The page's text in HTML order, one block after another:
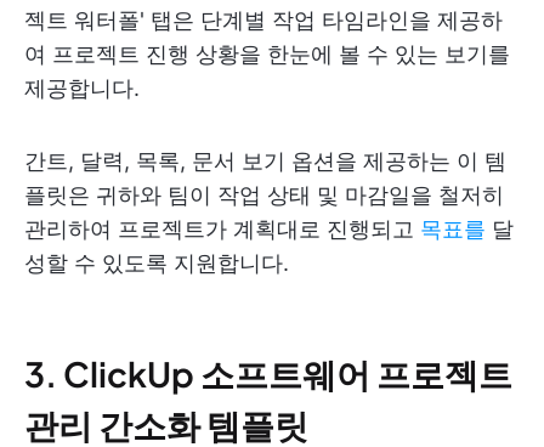
젝트 워터폴' 탭은 단계별 작업 타임라인을 제공하
여 프로젝트 진행 상황을 한눈에 볼 수 있는 보기를
제공합니다.
간트, 달력, 목록, 문서 보기 옵션을 제공하는 이 템
플릿은 귀하와 팀이 작업 상태 및 마감일을 철저히
관리하여 프로젝트가 계획대로 진행되고 목표를 달
성할 수 있도록 지원합니다.
3. ClickUp 소프트웨어 프로젝트
관리 간소화 템플릿